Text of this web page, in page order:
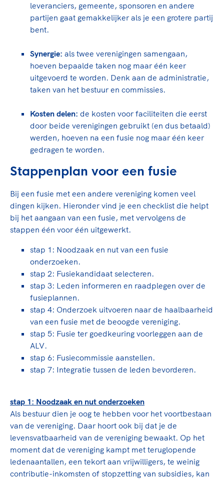
leveranciers, gemeente, sponsoren en andere
partijen gaat gemakkelijker als je een grotere partij
bent.
Synergie: als twee verenigingen samengaan,
hoeven bepaalde taken nog maar één keer
uitgevoerd te worden. Denk aan de administratie,
taken van het bestuur en commissies.
Kosten delen: de kosten voor faciliteiten die eerst
door beide verenigingen gebruikt (en dus betaald)
werden, hoeven na een fusie nog maar één keer
gedragen te worden.
Stappenplan voor een fusie
Bij een fusie met een andere vereniging komen veel
dingen kijken. Hieronder vind je een checklist die helpt
bij het aangaan van een fusie, met vervolgens de
stappen één voor één uitgewerkt.
stap 1: Noodzaak en nut van een fusie
onderzoeken.
stap 2: Fusiekandidaat selecteren.
stap 3: Leden informeren en raadplegen over de
fusieplannen.
stap 4: Onderzoek uitvoeren naar de haalbaarheid
van een fusie met de beoogde vereniging.
stap 5: Fusie ter goedkeuring voorleggen aan de
ALV.
stap 6: Fusiecommissie aanstellen.
stap 7: Integratie tussen de leden bevorderen.
stap 1: Noodzaak en nut onderzoeken
Als bestuur dien je oog te hebben voor het voortbestaan
van de vereniging. Daar hoort ook bij dat je de
levensvatbaarheid van de vereniging bewaakt. Op het
moment dat de vereniging kampt met teruglopende
ledenaantallen, een tekort aan vrijwilligers, te weinig
contributie-inkomsten of stopzetting van subsidies, kan